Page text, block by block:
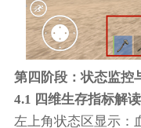
第四阶段：状态监控
4.1 四维生存指标解读
左上角状态区显示：